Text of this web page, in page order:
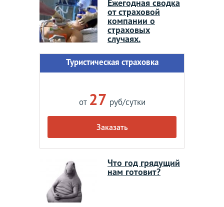
Ежегодная сводка
от страховой
компании о
страховых
случаях.
Туристическая страховка
от 27 руб/сутки
Заказать
Что год грядущий
нам готовит?